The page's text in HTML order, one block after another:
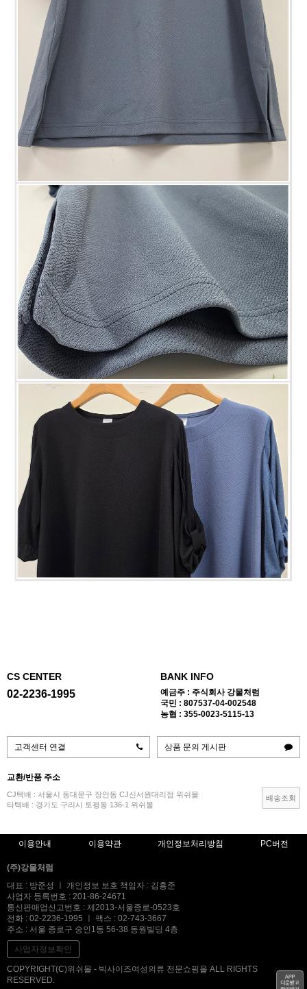
CS CENTER
02-2236-1995
BANK INFO
예금주 : 주식회사 강물처럼
국민 : 807537-04-002548
농협 : 355-0023-5115-13
고객센터 연결 상품 문의 게시판
교환/반품 주소
CJ택배 : 서울시 동대문구 장안동 CJ신서원대리점 위쉬몰
타택배 : 경기도 구리시 토평동 136-1 위쉬몰
배송조회
이용안내 이용약관 개인정보처리방침 PC버전
(주)강물처럼
대표 : 방준성 ㅣ 개인정보 보호 책임자 : 김홍준
사업자 등록번호 : 201-86-24671
통신판매업신고번호 : 제2013-서울종로-0523호
전화 : 02-2236-1995 ㅣ 팩스 : 02-743-3667
주소 : 서울 종로구 숭인1동 56-38 동원빌딩 4층
사업자정보확인
COPYRIGHT(C)위쉬몰 - 빅사이즈여성의류 전문쇼핑몰 ALL RIGHTS
RESERVED.